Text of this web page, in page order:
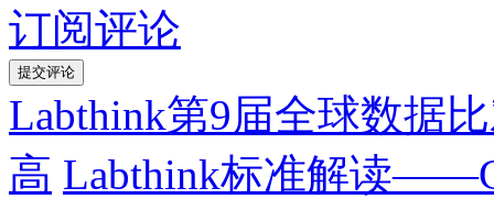
订阅评论
Labthink第9届全球数据
高 Labthink标准解读